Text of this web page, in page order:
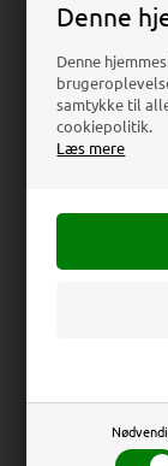
Denne
Denne
samtykke til
cookiepolitik.
Læs mere
Beskrivelse
højre side til
Total Mål:
Synligt Mål: